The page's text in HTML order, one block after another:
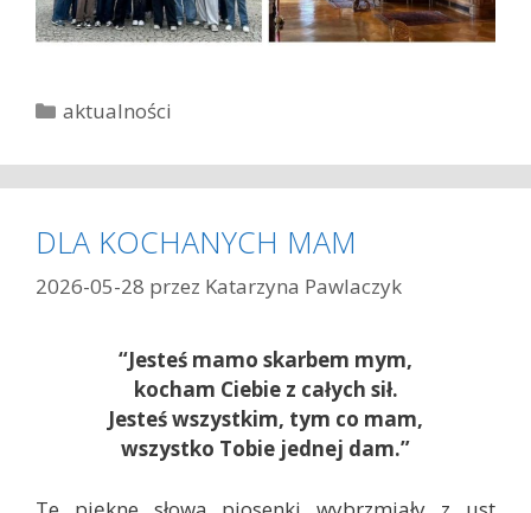
K
t
e
o
r
aktualności
DLA KOCHANYCH MAM
2026-05-28 przez Katarzyna Pawlaczyk
“Jesteś mamo skarbem mym,
kocham Ciebie z całych sił.
Jesteś wszystkim, tym co mam,
wszystko Tobie jednej dam.”